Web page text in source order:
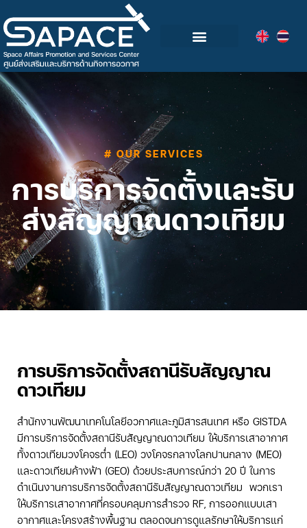
# OUR SERVICES
การบริการจัดตั้งและรับ
ส่งสัญญาณดาวเทียม
การบริการจัดตั้งสถานีรับสัญญาณ
ดาวเทียม
สำนักงานพัฒนาเทคโนโลยีอวกาศและภูมิสารสนเทศ หรือ GISTDA
มีการบริการจัดตั้งสถานีรับสัญญาณดาวเทียม ให้บริการเสาอากาศ
ทั้งดาวเทียมวงโคจรต่ำ (LEO) วงโคจรกลางโลกปานกลาง (MEO)
และดาวเทียมค้างฟ้า (GEO) ด้วยประสบการณ์กว่า 20 ปี ในการ
ดำเนินงานการบริการจัดตั้งสถานีรับสัญญาณดาวเทียม พวกเรา
ให้บริการเสาอากาศที่ครอบคลุมการสำรวจ RF, การออกแบบเสา
อากาศและโครงสร้างพื้นฐาน ตลอดจนการดูแลรักษาให้บริการแก่